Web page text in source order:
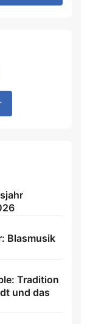
Blasmusik
Tradition
und das